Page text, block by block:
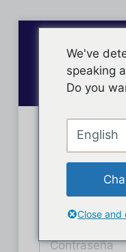
We've
speaking
Do you
English
Close and